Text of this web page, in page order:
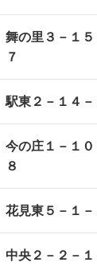
舞の里３－１
７
駅東２－１４－
今の庄１－１
８
花見東５－１
中央２－２－１